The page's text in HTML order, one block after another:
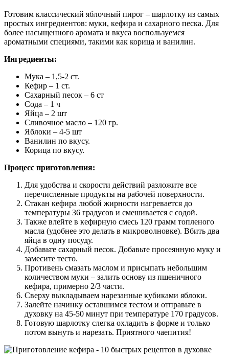
Готовим классический яблочный пирог – шарлотку из самых
простых ингредиентов: муки, кефира и сахарного песка. Для
более насыщенного аромата и вкуса воспользуемся
ароматными специями, такими как корица и ванилин.
Ингредиенты:
Мука – 1,5-2 ст.
Кефир – 1 ст.
Сахарный песок – 6 ст
Сода – 1 ч
Яйца – 2 шт
Сливочное масло – 120 гр.
Яблоки – 4-5 шт
Ванилин по вкусу.
Корица по вкусу.
Процесс приготовления:
Для удобства и скорости действий разложите все
перечисленные продукты на рабочей поверхности.
Стакан кефира любой жирности нагревается до
температуры 36 градусов и смешивается с содой.
Также влейте в кефирную смесь 120 грамм топленого
масла (удобнее это делать в микроволновке). Вбить два
яйца в одну посуду.
Добавьте сахарный песок. Добавьте просеянную муку и
замесите тесто.
Противень смазать маслом и присыпать небольшим
количеством муки – залить основу из пшеничного
кефира, примерно 2/3 части.
Сверху выкладываем нарезанные кубиками яблоки.
Залейте начинку оставшимся тестом и отправьте в
духовку на 45-50 минут при температуре 170 градусов.
Готовую шарлотку слегка охладить в форме и только
потом вынуть и нарезать. Приятного чаепития!